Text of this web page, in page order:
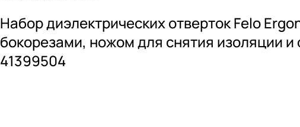
Набор диэлектрических отверток Felo
бокорезами, ножом для снятия изоляции и
41399504